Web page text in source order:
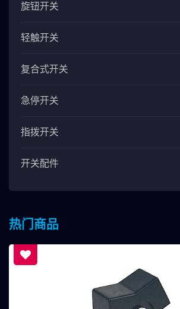
旋钮开关
轻触开关
复合式开关
急停开关
指拨开关
开关配件
热门商品